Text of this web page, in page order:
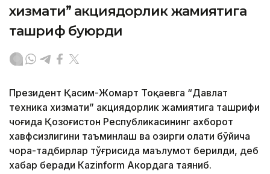
хизмати” акциядорлик жамиятига
ташриф буюрди
Президент Қасим-Жомарт Тоқаевга “Давлат
техника хизмати” акциядорлик жамиятига ташрифи
чоғида Қозоғистон Республикасининг ахборот
хавфсизлигини таъминлаш ва ҳозирги ҳолати бўйича
чора-тадбирлар тўғрисида маълумот берилди, деб
хабар беради Каzinform Акордага таяниб.